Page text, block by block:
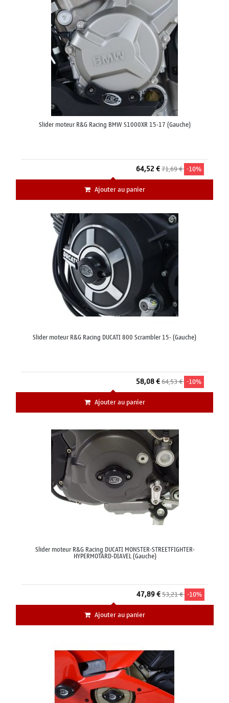
Slider moteur R&G Racing BMW S1000XR 15-17 (Gauche)
64,52 €71,69 € -10%
Ajouter au panier
Slider moteur R&G Racing DUCATI 800 Scrambler 15- (Gauche)
58,08 €64,53 € -10%
Ajouter au panier
Slider moteur R&G Racing DUCATI MONSTER-STREETFIGHTER-
HYPERMOTARD-DIAVEL (Gauche)
47,89 €53,21 € -10%
Ajouter au panier